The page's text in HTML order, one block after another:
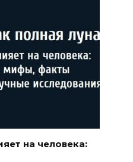
на человека: